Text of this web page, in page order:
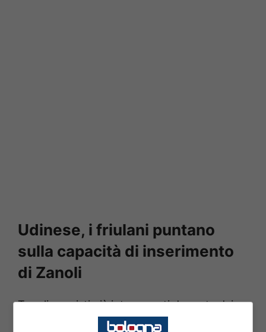
Udinese, i friulani puntano
sulla capacità di inserimento
di Zanoli
Tra gli acquisti più interessanti da parte dei
Uno dei tanti acquisti